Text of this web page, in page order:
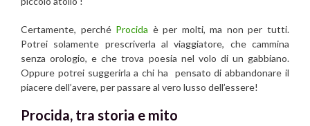
Certamente, perché Procida è per molti, ma non per tutti.
Potrei solamente prescriverla al viaggiatore, che cammina
senza orologio, e che trova poesia nel volo di un gabbiano.
Oppure potrei suggerirla a chi ha pensato di abbandonare il
piacere dell’avere, per passare al vero lusso dell’essere!
Procida, tra storia e mito